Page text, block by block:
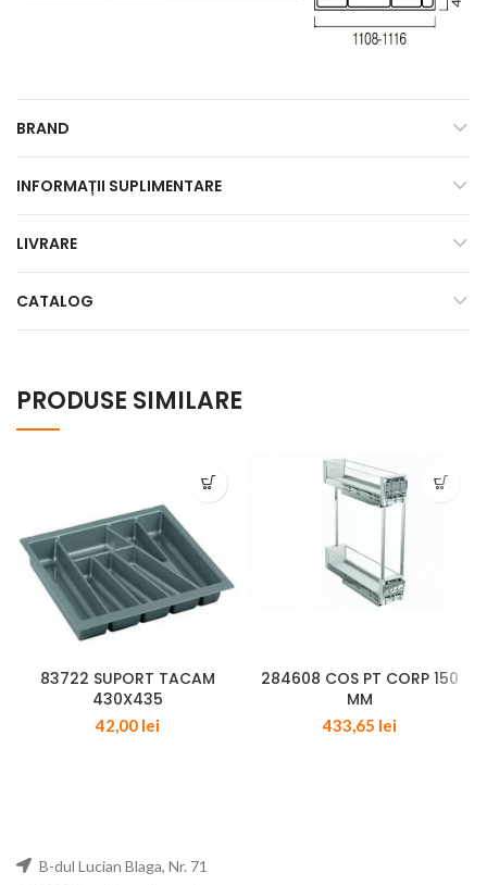
BRAND
INFORMAȚII SUPLIMENTARE
LIVRARE
CATALOG
PRODUSE SIMILARE
83722 SUPORT TACAM
430X435
42,00 lei
284608 COS PT CORP 150
MM
433,65 lei
B-dul Lucian Blaga, Nr. 71